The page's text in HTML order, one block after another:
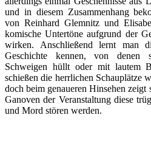
und in diesem Zusammenhang
von Reinhard Glemnitz und
komische Untertöne aufgrund der
wirken. Anschließend lernt man
Geschichte kennen, von denen
Schweigen hüllt oder mit lautem
schießen die herrlichen Schauplätze
doch beim genaueren Hinsehen
Ganoven der Veranstaltung diese
und Mord stören werden.